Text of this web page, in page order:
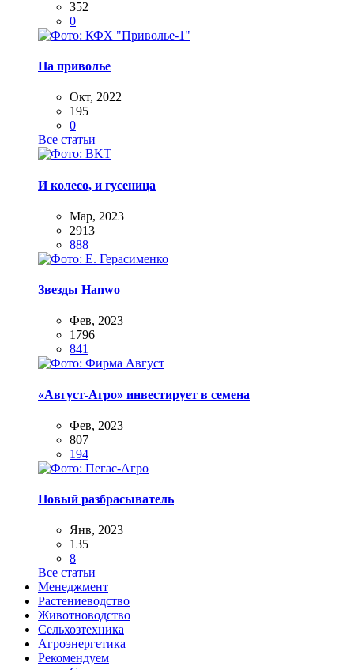
352
0
На приволье
Окт, 2022
195
0
Все статьи
И колесо, и гусеница
Мар, 2023
2913
888
Звезды Hanwo
Фев, 2023
1796
841
«Август-Агро» инвестирует в семена
Фев, 2023
807
194
Новый разбрасыватель
Янв, 2023
135
8
Все статьи
Менеджмент
Растениеводство
Животноводство
Сельхозтехника
Агроэнергетика
Рекомендуем